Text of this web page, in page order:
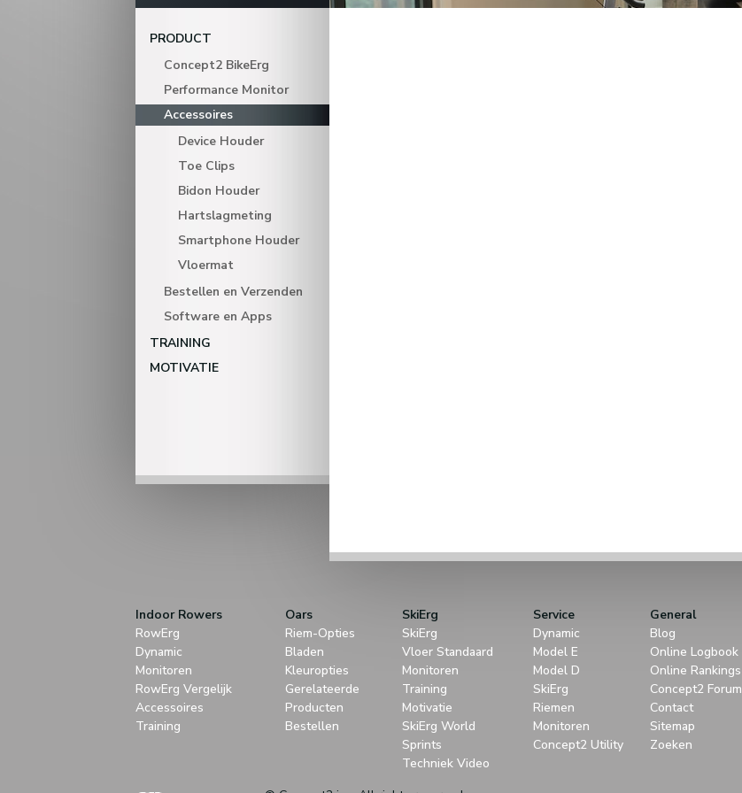
PRODUCT
Concept2 BikeErg
Performance Monitor
Accessoires
Device Houder
Toe Clips
Bidon Houder
Hartslagmeting
Smartphone Houder
Vloermat
Bestellen en Verzenden
Software en Apps
TRAINING
MOTIVATIE
Indoor Rowers
RowErg
Dynamic
Monitoren
RowErg Vergelijk
Accessoires
Training
Oars
Riem-Opties
Bladen
Kleuropties
Gerelateerde
Producten
Bestellen
SkiErg
SkiErg
Vloer Standaard
Monitoren
Training
Motivatie
SkiErg World
Sprints
Techniek Video
Service
Dynamic
Model E
Model D
SkiErg
Riemen
Monitoren
Concept2 Utility
General
Blog
Online Logbook
Online Rankings
Concept2 Forum
Contact
Sitemap
Zoeken